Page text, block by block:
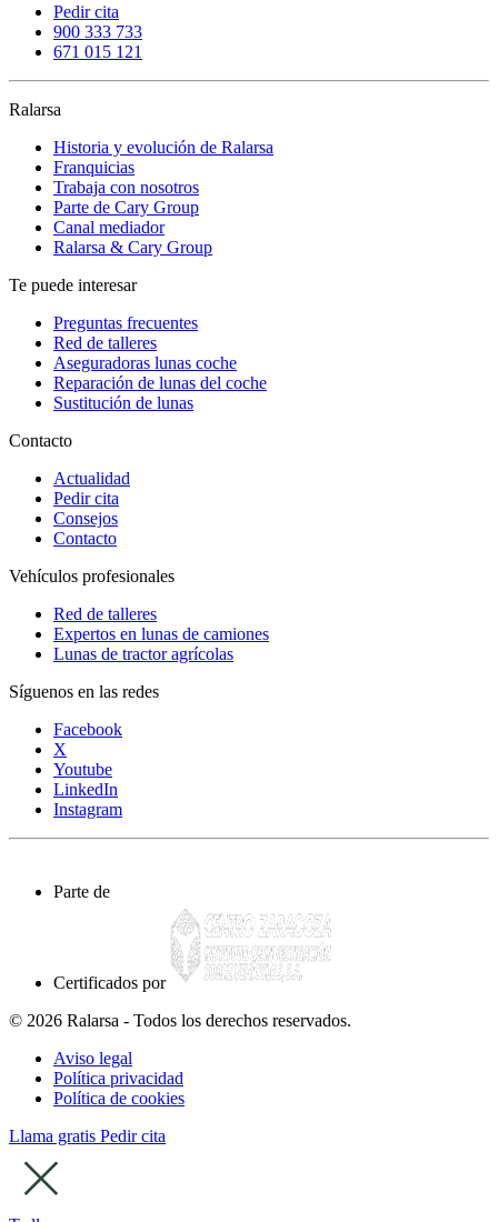
Pedir cita
900 333 733
671 015 121
Ralarsa
Historia y evolución de Ralarsa
Franquicias
Trabaja con nosotros
Parte de Cary Group
Canal mediador
Ralarsa & Cary Group
Te puede interesar
Preguntas frecuentes
Red de talleres
Aseguradoras lunas coche
Reparación de lunas del coche
Sustitución de lunas
Contacto
Actualidad
Pedir cita
Consejos
Contacto
Vehículos profesionales
Red de talleres
Expertos en lunas de camiones
Lunas de tractor agrícolas
Síguenos en las redes
Facebook
X
Youtube
LinkedIn
Instagram
Parte de
Certificados por
© 2026 Ralarsa - Todos los derechos reservados.
Aviso legal
Política privacidad
Política de cookies
Llama gratis Pedir cita